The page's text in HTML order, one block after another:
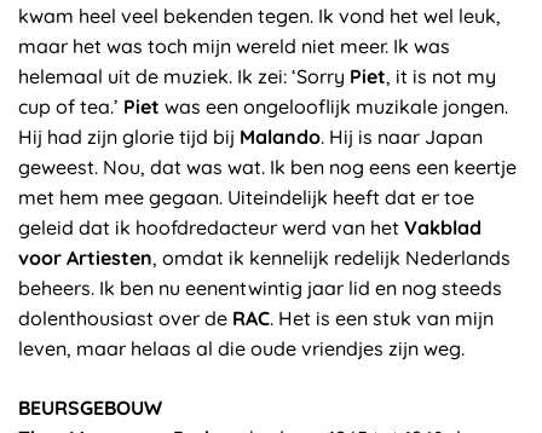
kwam heel veel bekenden tegen. Ik vond het wel leuk,
maar het was toch mijn wereld niet meer. Ik was
helemaal uit de muziek. Ik zei: ‘Sorry Piet, it is not my
cup of tea.’ Piet was een ongelooflijk muzikale jongen.
Hij had zijn glorie tijd bij Malando. Hij is naar Japan
geweest. Nou, dat was wat. Ik ben nog eens een keertje
met hem mee gegaan. Uiteindelijk heeft dat er toe
geleid dat ik hoofdredacteur werd van het Vakblad
voor Artiesten, omdat ik kennelijk redelijk Nederlands
beheers. Ik ben nu eenentwintig jaar lid en nog steeds
dolenthousiast over de RAC. Het is een stuk van mijn
leven, maar helaas al die oude vriendjes zijn weg.
BEURSGEBOUW